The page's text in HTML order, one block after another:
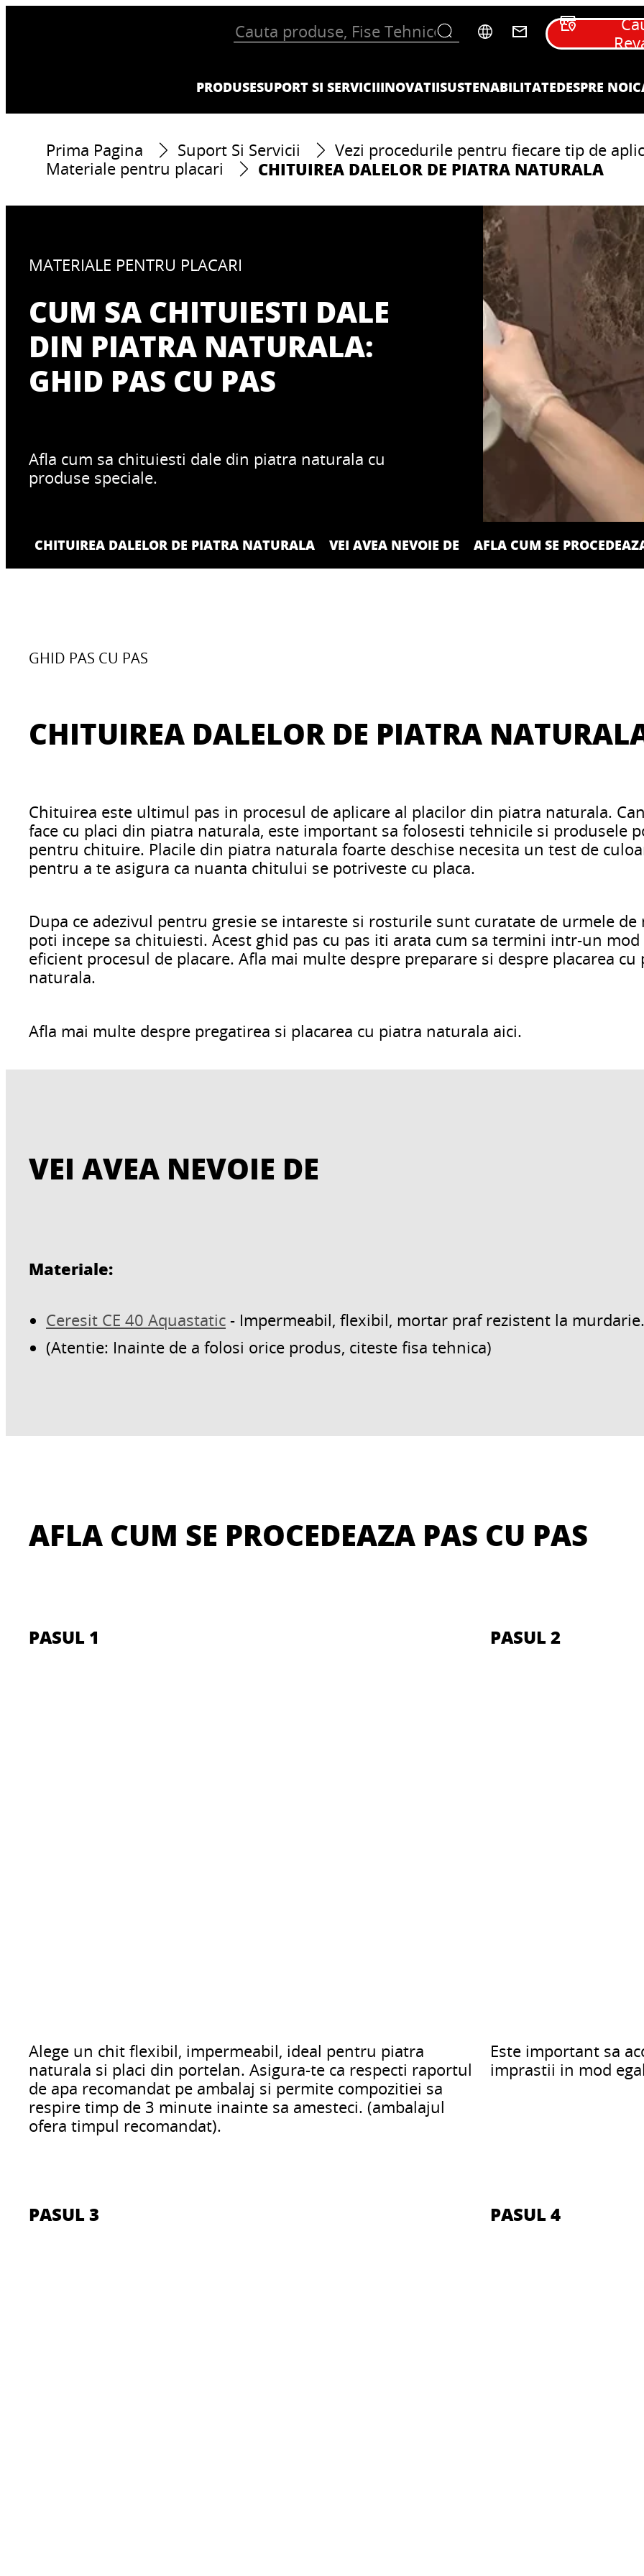
PRODUSESUPORT SI SERVICIIINOVATIISUSTENABILITATEDESPRE NOI
Prima Pagina Suport Si Servicii
Vezi procedurile pentru fiecare tip de
Materiale pentru placari
CHITUIREA DALELOR DE PIATRA NATURALA
MATERIALE PENTRU PLACARI
CUM SA CHITUIESTI DALE
DIN PIATRA NATURALA:
GHID PAS CU PAS
Afla cum sa chituiesti dale din piatra naturala cu
produse speciale.
CHITUIREA DALELOR DE PIATRA NATURALA VEI AVEA NEVOIE DE AFLA CUM SE
GHID PAS CU PAS
CHITUIREA DALELOR DE PIATRA
Chituirea este ultimul pas in procesul de aplicare al placilor din piatra naturala.
face cu placi din piatra naturala, este important sa folosesti tehnicile si produsele
pentru chituire. Placile din piatra naturala foarte deschise necesita un test de
pentru a te asigura ca nuanta chitului se potriveste cu placa.
Dupa ce adezivul pentru gresie se intareste si rosturile sunt curatate de urmele de
poti incepe sa chituiesti. Acest ghid pas cu pas iti arata cum sa termini intr-un mod
eficient procesul de placare. Afla mai multe despre preparare si despre placarea cu
naturala.
Afla mai multe despre pregatirea si placarea cu piatra naturala aici.
VEI AVEA NEVOIE DE
Materiale:
Ceresit CE 40 Aquastatic - Impermeabil, flexibil, mortar praf rezistent la
(Atentie: Inainte de a folosi orice produs, citeste fisa tehnica)
AFLA CUM SE PROCEDEAZA PAS CU PAS
PASUL 1
Alege un chit flexibil, impermeabil, ideal pentru piatra
naturala si placi din portelan. Asigura-te ca respecti raportul
de apa recomandat pe ambalaj si permite compozitiei sa
respire timp de 3 minute inainte sa amesteci. (ambalajul
ofera timpul recomandat).
PASUL 2
Este important sa
imprastii in mod
PASUL 3 PASUL 4